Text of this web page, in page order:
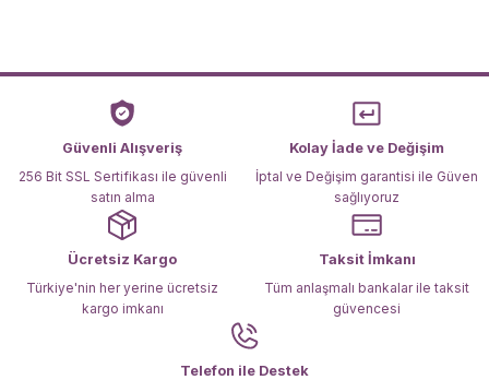
Ürün açıklamasında eksik bilgiler bulunuyor.
Ürün bilgilerinde hatalar bulunuyor.
Ürün fiyatı diğer sitelerden daha pahalı.
Bu ürüne benzer farklı alternatifler olmalı.
Güvenli Alışveriş
256 Bit SSL Sertifikası ile güvenli
satın alma
Kolay İade ve Değişim
İptal ve Değişim garantisi ile Güven
sağlıyoruz
Ücretsiz Kargo
Türkiye'nin her yerine ücretsiz
kargo imkanı
Taksit İmkanı
Tüm anlaşmalı bankalar ile taksit
güvencesi
Telefon ile Destek